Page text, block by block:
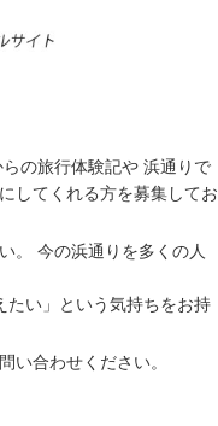
の旅行体験記や 浜通りで
してくれる方を募集してお
。 今の浜通りを多くの人
たい」という気持ちをお持
い合わせください。